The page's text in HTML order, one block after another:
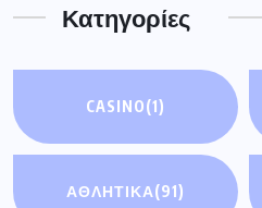
Κατηγορίες
CASINO(1)
ΑΘΛΗΤΙΚΆ(91)